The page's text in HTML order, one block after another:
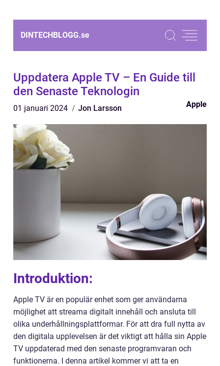
DINTECHBLOGG.se
Uppdatera Apple TV – En Guide till
den Senaste Teknologin
01 januari 2024 Jon Larsson Apple
Introduktion:
Apple TV är en populär enhet som ger användarna
möjlighet att streama digitalt innehåll och ansluta till
olika underhållningsplattformar. För att dra full nytta av
den digitala upplevelsen är det viktigt att hålla sin Apple
TV uppdaterad med den senaste programvaran och
funktionerna. I denna artikel kommer vi att ta en